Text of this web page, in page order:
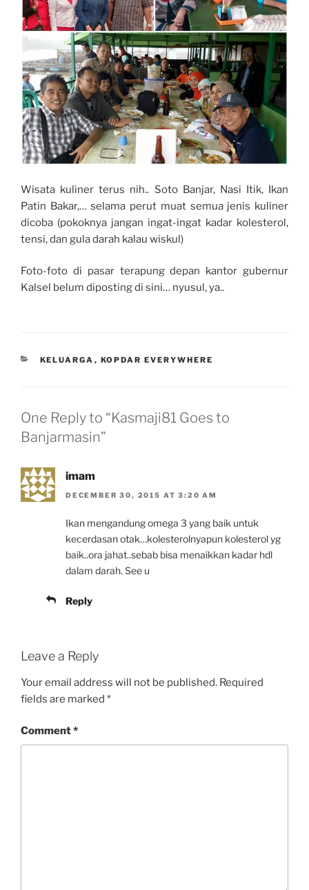
Wisata kuliner terus nih.. Soto Banjar, Nasi Itik, Ikan
Patin Bakar,… selama perut muat semua jenis kuliner
dicoba (pokoknya jangan ingat-ingat kadar kolesterol,
tensi, dan gula darah kalau wiskul)
Foto-foto di pasar terapung depan kantor gubernur
Kalsel belum diposting di sini… nyusul, ya..
CATEGORIES
KELUARGA , KOPDAR EVERYWHERE
One Reply to “Kasmaji81 Goes to
Banjarmasin”
imam
DECEMBER 30, 2015 AT 3:20 AM
Ikan mengandung omega 3 yang baik untuk
kecerdasan otak…kolesterolnyapun kolesterol yg
baik..ora jahat..sebab bisa menaikkan kadar hdl
dalam darah. See u
Reply
Leave a Reply
Your email address will not be published. Required
fields are marked *
Comment*